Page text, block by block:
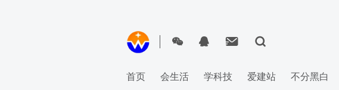
首页 会生活 学科技 爱建站 不分黑白